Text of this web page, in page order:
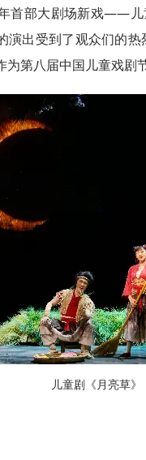
首部大剧场新戏——
演出受到了观众们的
第八届中国儿童戏剧
儿童剧《月亮草》